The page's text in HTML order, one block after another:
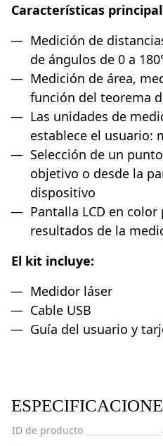
Características
Medición de
de ángulos de 0 a
Medición de área,
función del teorema
Las unidades de
establece el usuario:
Selección de un
objetivo o desde la
dispositivo
Pantalla LCD en
resultados de la
El kit incluye:
Medidor láser
Cable USB
Guía del usuario y
ID de producto